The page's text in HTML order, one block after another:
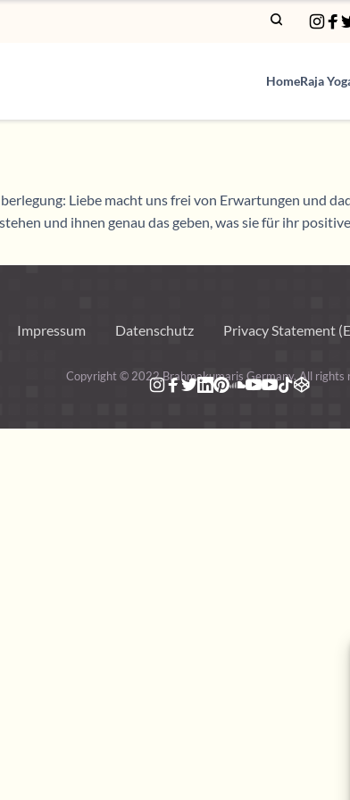
HomeRaja
Liebe macht uns frei von Erwartungen und
und ihnen genau das geben, was sie für ihr
Impressum Datenschutz Privacy Statement
Copyright © 2022 Brahmakumaris Germany. All rights